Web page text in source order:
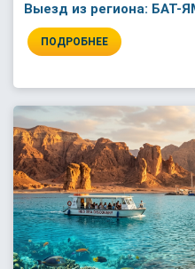
Выезд из региона:
ПОДРОБНЕЕ